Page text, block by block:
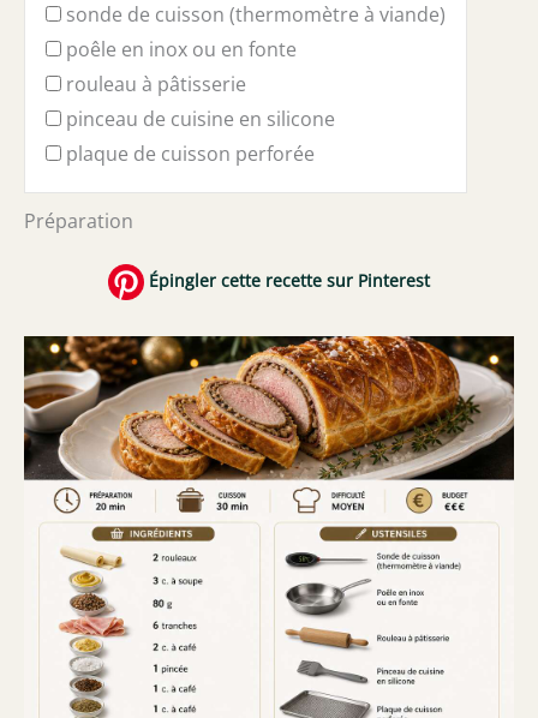
sonde de cuisson (thermomètre à viande)
poêle en inox ou en fonte
rouleau à pâtisserie
pinceau de cuisine en silicone
plaque de cuisson perforée
Préparation
Épingler cette recette sur Pinterest